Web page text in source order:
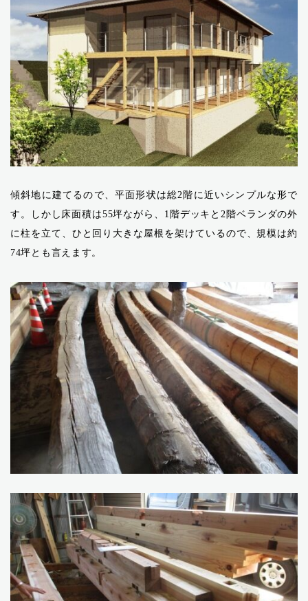
傾斜地に建てるので、平面形状は総2階に近いシンプルな形で
す。しかし床面積は55坪ながら、1階デッキと2階ベランダの外
に柱を立て、ひと回り大きな屋根を架けているので、規模は約
74坪とも言えます。